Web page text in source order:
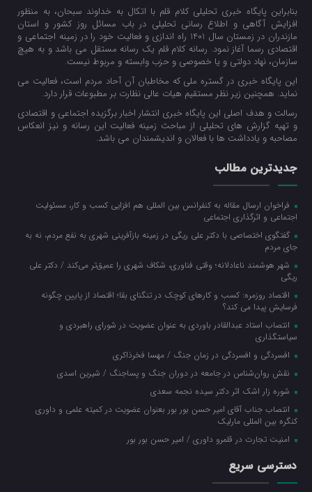
بنابراین پایگاه خبری تحلیلی کلام قلم با اتکال به خداوند سبحان، به منظور
افزایش آگاهی و اطلاع رسانی تحلیلی در باب مسائل روز کشور و استان
مازندران در زمستان سال 1401 راه اندازی و فعالیت خود را در زمینه اجتماعی و
اقتصادی رسما آغاز نمود. رسانه کلام قلم یک رسانه مستقل می باشد و به هیچ
سازمان، نهاد دولتی و یا خصوصی و حزب وابسته و مربوط نیست.
این پایگاه خبری در گستره ملی که مخاطبان آن آحاد مردم است، فعالیت می
نماید. همچنین زیر نظر مستقیم هیات عالی نظارت بر مطبوعات قرار دارد.
رسالت و هدف اصلی این پایگاه خبری انتشار اخبار برگزیده اجتماعی و اقتصادی
و تهیه گزارش های تحلیلی از مباحث زمینه فعالیت این رسانه و نیز انعکاس
مصاحبه و یادداشت ها با فعالان و اندیشمندان می باشد.
جدیدترین مطالب
فراخوان ارسال مقاله به کنفرانس بین المللی هم افزایی کسب و کار، مسئولیت
اجتماعی و اثرگذاری اجتماعی
گفتگوی اختصاصی با دکتر علی ریگی در زمینه بازآفرینی شهری به نفع مردم، نه به
جای مردم
شهر هوشمند ناعادلانه؛ وقتی فناوری، شکاف شهری را عمیق‌تر می‌کند / دکتر علی
ریگی
اقتصاد روزمره: کسب‌ و کارهای کوچک در تنگنای بقا؛ اقتصاد از پایین چگونه
فرسایش پیدا می کند؟
انتصاب استاد عبدالقادر باوردی به عنوان عضویت در شورای راهبردی و
سیاستگذاری
افسردگی و افسردگی در زمان جنگ / مهسا فخرذاکری
نقش روان‌شناس در جامعه در دوران جنگ و پساجنگ / شیرین اسدی
شوره زار اشک اثر دکتر سیده نجمه سعدی
انتصاب جناب آقای امیر حسن بور بور بعنوان عضویت در کمیته علمی و داوری
کنگره بین المللی مارلیک
امنیت تجارت در قلمرو داوری / امیر حسن بور بور
دسترسی سریع